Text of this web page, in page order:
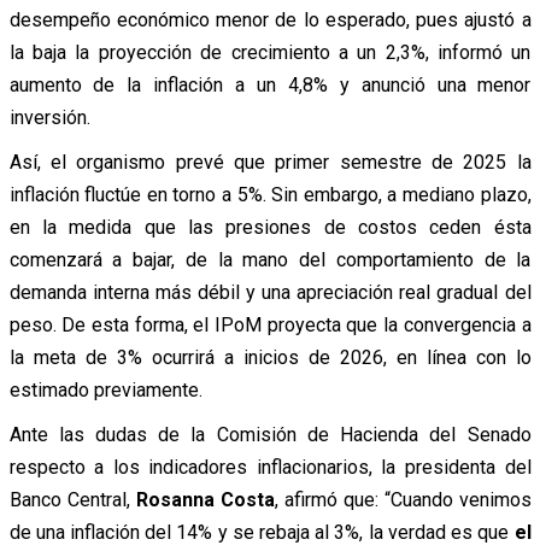
desempeño económico menor de lo esperado, pues ajustó a
la baja la proyección de crecimiento a un 2,3%, informó un
aumento de la inflación a un 4,8% y anunció una menor
inversión.
Así, el organismo prevé que primer semestre de 2025 la
inflación fluctúe en torno a 5%. Sin embargo, a mediano plazo,
en la medida que las presiones de costos ceden ésta
comenzará a bajar, de la mano del comportamiento de la
demanda interna más débil y una apreciación real gradual del
peso. De esta forma, el IPoM proyecta que la convergencia a
la meta de 3% ocurrirá a inicios de 2026, en línea con lo
estimado previamente.
Ante las dudas de la Comisión de Hacienda del Senado
respecto a los indicadores inflacionarios, la presidenta del
Banco Central, Rosanna Costa, afirmó que: “Cuando venimos
de una inflación del 14% y se rebaja al 3%, la verdad es que el